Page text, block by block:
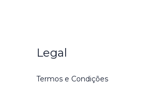
Legal
Termos e Condições